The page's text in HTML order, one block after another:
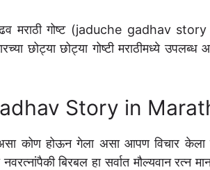
मराठी गोष्ट (jaduche gadhav
छोट्या छोट्या गोष्टी मराठीमध्ये उपलब्ध
Story in
असा कोण होऊन गेला असा आपण विचार केला
बिरबल हा सर्वात मौल्यवान रत्न